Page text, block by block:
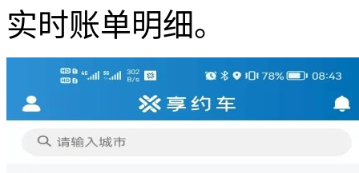
实时账单明细。